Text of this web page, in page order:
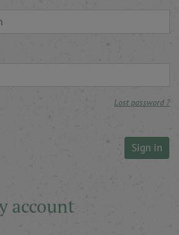
Lost password ?
Sign in
account